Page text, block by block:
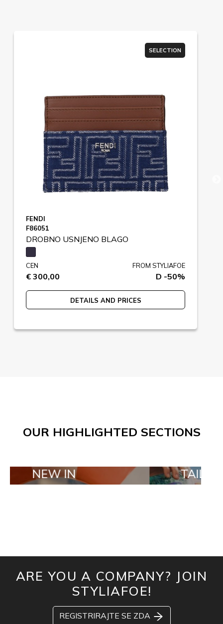
SELECTION
FENDI
F86051
DROBNO USNJENO BLAGO
CEN
€ 300,00
FROM STYLIAFOE
D -50%
DETAILS AND PRICES
OUR HIGHLIGHTED SECTIONS
TAILOR MADE
ARE YOU A COMPANY? JOIN
STYLIAFOE!
REGISTRIRAJTE SE ZDA